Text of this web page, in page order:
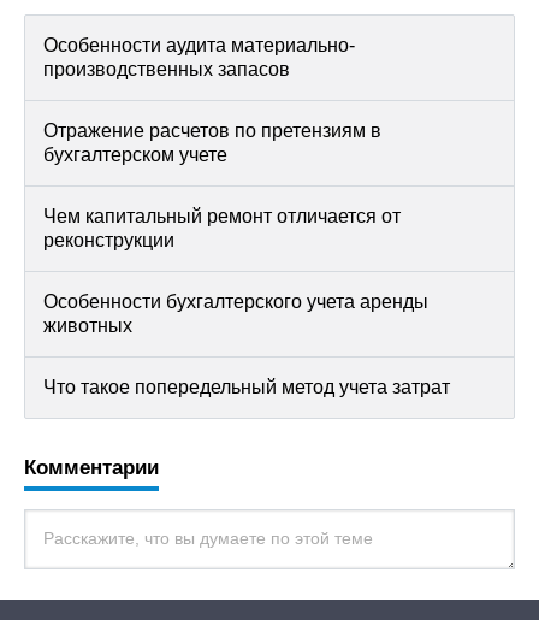
Особенности аудита материально-
производственных запасов
Отражение расчетов по претензиям в
бухгалтерском учете
Чем капитальный ремонт отличается от
реконструкции
Особенности бухгалтерского учета аренды
животных
Что такое попередельный метод учета затрат
Комментарии